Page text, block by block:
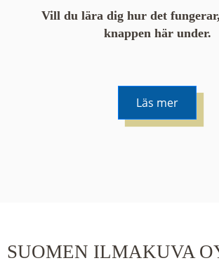
Vill du lära dig hur det
knappen här under.
Läs mer
hålla ned ctrl-tangenten och scrolla.
SUOMEN ILMAKUVA